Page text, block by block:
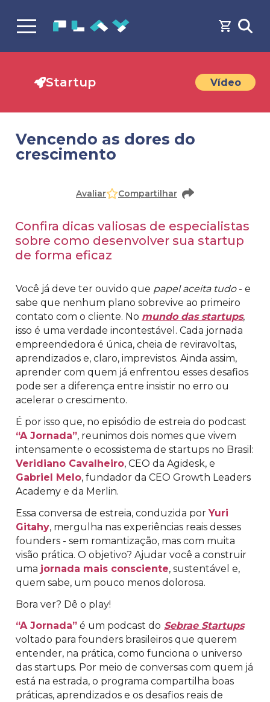
Startup Vídeo
Vencendo as dores do
crescimento
cadastro para acessar o conteúdo
Avaliar Compartilhar
Confira dicas valiosas de especialistas
sobre como desenvolver sua startup
de forma eficaz
Você já deve ter ouvido que papel aceita tudo- e
sabe que nenhum plano sobrevive ao primeiro
contato com o cliente. No mundo das startups,
isso é uma verdade incontestável. Cada jornada
empreendedora é única, cheia de reviravoltas,
aprendizados e, claro, imprevistos. Ainda assim,
aprender com quem já enfrentou esses desafios
pode ser a diferença entre insistir no erro ou
acelerar o crescimento.
É por isso que, no episódio de estreia do podcast
“A Jornada”, reunimos dois nomes que vivem
intensamente o ecossistema de startups no Brasil:
Veridiano Cavalheiro, CEO da Agidesk, e
Gabriel Melo, fundador da CEO Growth Leaders
Academy e da Merlin.
Essa conversa de estreia, conduzida por Yuri
Gitahy, mergulha nas experiências reais desses
founders - sem romantização, mas com muita
visão prática. O objetivo? Ajudar você a construir
uma jornada mais consciente, sustentável e,
quem sabe, um pouco menos dolorosa.
Bora ver? Dê o play!
“A Jornada” é um podcast do Sebrae Startups
voltado para founders brasileiros que querem
entender, na prática, como funciona o universo
das startups. Por meio de conversas com quem já
está na estrada, o programa compartilha boas
práticas, aprendizados e os desafios reais de